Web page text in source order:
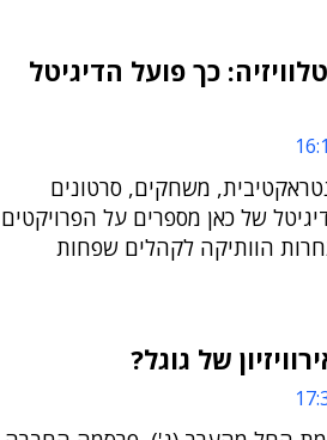
כך פועל הדיגיטל
משחקים, סרטונים
של כאן מספרים על הפרויקטים
הוותיקה לקהלים שפחות
של גוגל?